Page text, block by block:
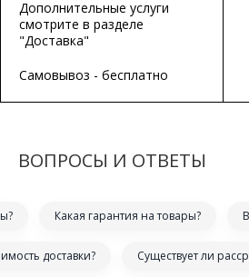
Дополнительные услуги
смотрите в разделе
"Доставка"
Самовывоз - бесплатно
ВОПРОСЫ И ОТВЕТЫ
Какая гарантия на товары?
доставки? Существует ли